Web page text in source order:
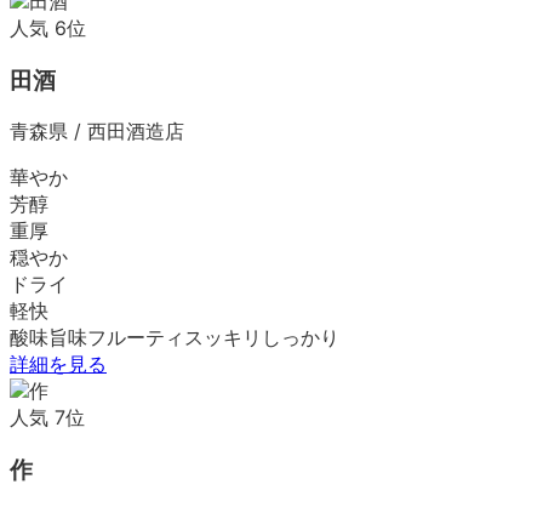
人気 6位
田酒
青森県 / 西田酒造店
華やか
芳醇
重厚
穏やか
ドライ
軽快
酸味旨味フルーティ スッキリ しっかり
詳細を見る
人気 7位
作